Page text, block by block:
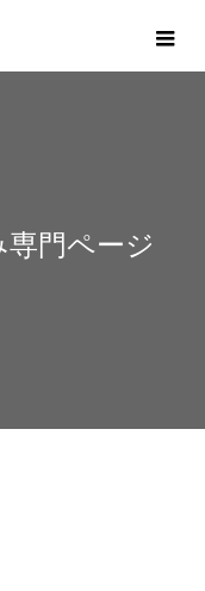
専門ページ